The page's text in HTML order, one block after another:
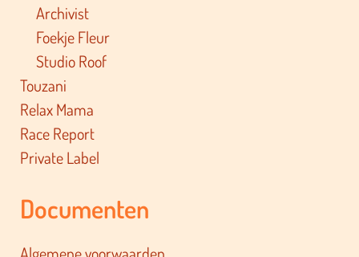
Archivist
Foekje Fleur
Studio Roof
Touzani
Relax Mama
Race Report
Private Label
Documenten
Algemene voorwaarden